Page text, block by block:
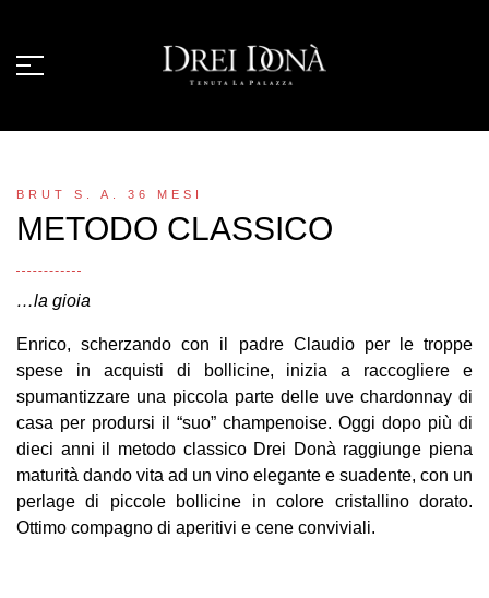
BRUT S. A. 36 MESI
METODO CLASSICO
…la gioia
Enrico, scherzando con il padre Claudio per le troppe
spese in acquisti di bollicine, inizia a raccogliere e
spumantizzare una piccola parte delle uve chardonnay di
casa per prodursi il “suo” champenoise. Oggi dopo più di
dieci anni il metodo classico Drei Donà raggiunge piena
maturità dando vita ad un vino elegante e suadente, con un
perlage di piccole bollicine in colore cristallino dorato.
Ottimo compagno di aperitivi e cene conviviali.